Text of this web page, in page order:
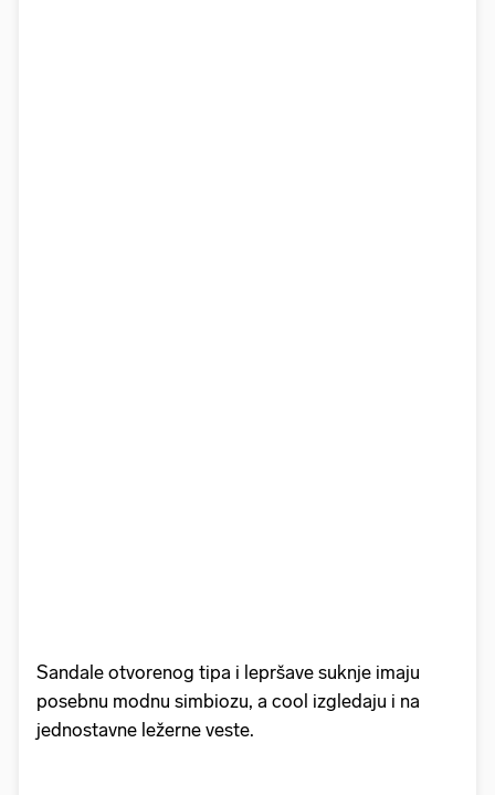
Sandale otvorenog tipa i lepršave suknje imaju
posebnu modnu simbiozu, a cool izgledaju i na
jednostavne ležerne veste.